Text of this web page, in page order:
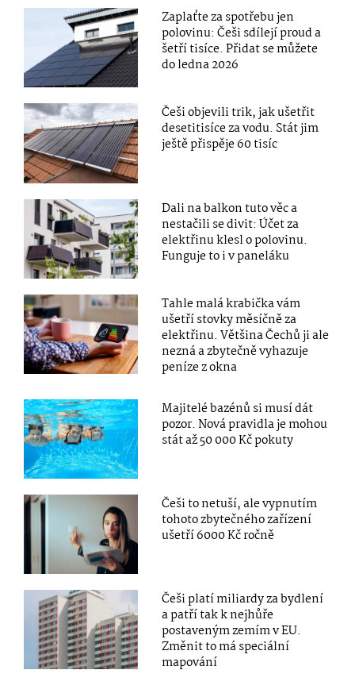
Zaplaťte za spotřebu jen
polovinu: Češi sdílejí proud a
šetří tisíce. Přidat se můžete
do ledna 2026
Češi objevili trik, jak ušetřit
desetitisíce za vodu. Stát jim
ještě přispěje 60 tisíc
Dali na balkon tuto věc a
nestačili se divit: Účet za
elektřinu klesl o polovinu.
Funguje to i v paneláku
Tahle malá krabička vám
ušetří stovky měsíčně za
elektřinu. Většina Čechů ji ale
nezná a zbytečně vyhazuje
peníze z okna
Majitelé bazénů si musí dát
pozor. Nová pravidla je mohou
stát až 50 000 Kč pokuty
Češi to netuší, ale vypnutím
tohoto zbytečného zařízení
ušetří 6000 Kč ročně
Češi platí miliardy za bydlení
a patří tak k nejhůře
postaveným zemím v EU.
Změnit to má speciální
mapování